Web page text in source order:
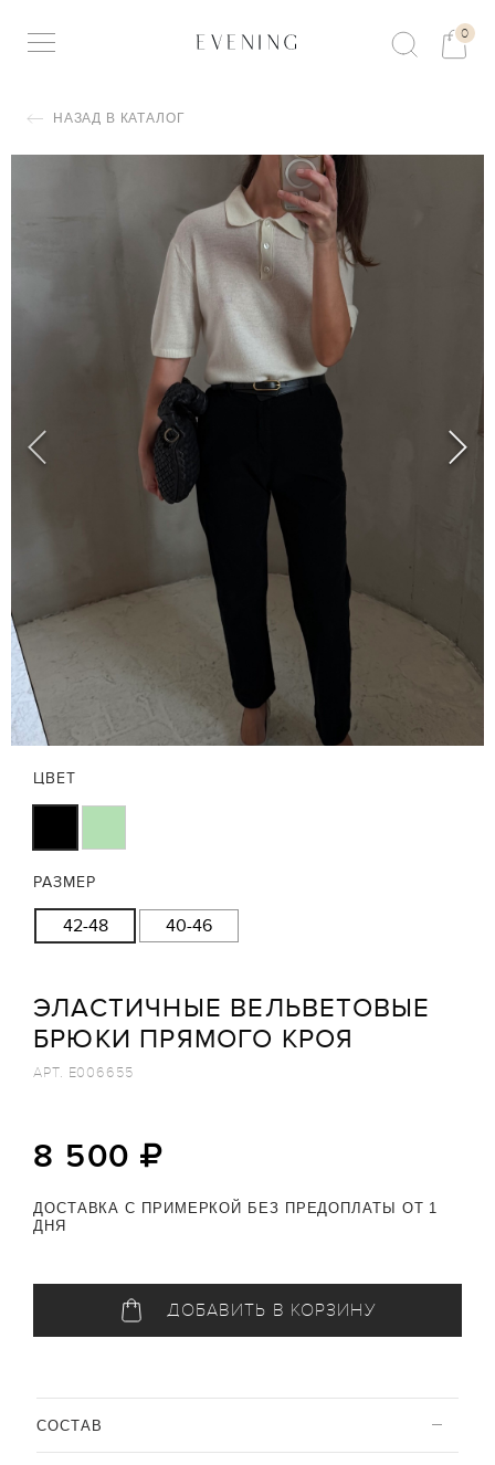
0
НАЗАД В КАТАЛОГ
ЭЛАСТИЧНЫЕ ВЕЛЬВЕТОВЫЕ
БРЮКИ ПРЯМОГО КРОЯ
АРТ. E006655
8 500
ДОСТАВКА С ПРИМЕРКОЙ БЕЗ ПРЕДОПЛАТЫ ОТ 1
ДНЯ
РАЗМЕР
42-48 40-46
ЦВЕТ
ДОБАВИТЬ В КОРЗИНУ
CОСТАВ